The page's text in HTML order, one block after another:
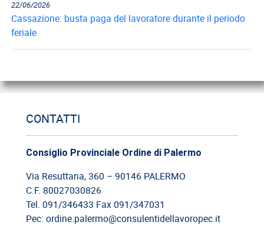
22/06/2026
Cassazione: busta paga del lavoratore durante il periodo
feriale
Cassazione: estorsione e insicurezza sul posto di lavoro
09/06/2026
08/06/2026
Cassazione: legittimità del licenziamento con email
CONTATTI
Consiglio Provinciale Ordine di Palermo
Via Resuttana, 360 – 90146 PALERMO
C.F. 80027030826
Tel. 091/346433 Fax 091/347031
Pec: ordine.palermo@consulentidellavoropec.it